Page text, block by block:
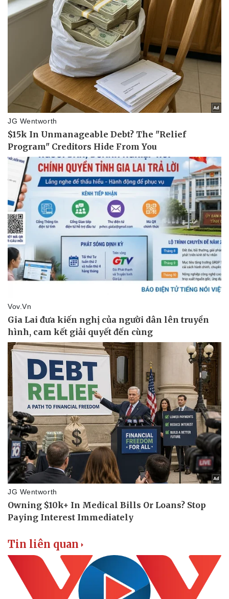
Pháp luật
Vụ án
Tin nóng
Tư vấn luật
Quân sự - Quốc phòng
Vũ khí
Việt Nam
Phân tích
Tin liên quan